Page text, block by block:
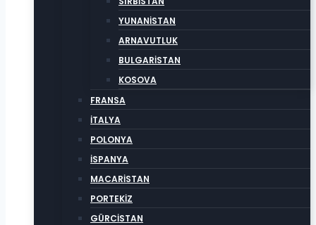
YUNANİSTAN
ARNAVUTLUK
BULGARİSTAN
KOSOVA
FRANSA
İTALYA
POLONYA
İSPANYA
MACARİSTAN
PORTEKİZ
GÜRCİSTAN